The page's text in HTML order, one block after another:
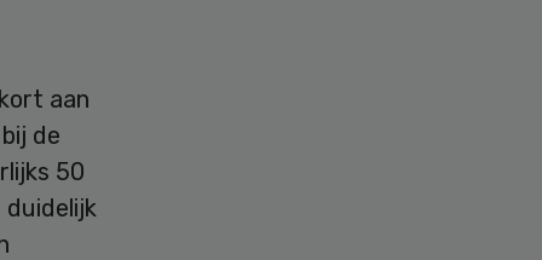
aan
de
50
duidelijk